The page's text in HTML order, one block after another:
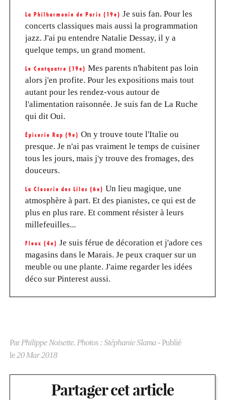
La Philharmonie de Paris (19e) Je suis fan. Pour les
concerts classiques mais aussi la programmation
jazz. J'ai pu entendre Natalie Dessay, il y a
quelque temps, un grand moment.
Le Centquatre (19e) Mes parents n'habitent pas loin
alors j'en profite. Pour les expositions mais tout
autant pour les rendez-vous autour de
l'alimentation raisonnée. Je suis fan de La Ruche
qui dit Oui.
Épicerie Rap (9e) On y trouve toute l'Italie ou
presque. Je n'ai pas vraiment le temps de cuisiner
tous les jours, mais j'y trouve des fromages, des
douceurs.
La Closerie des Lilas (6e) Un lieu magique, une
atmosphère à part. Et des pianistes, ce qui est de
plus en plus rare. Et comment résister à leurs
millefeuilles...
Fleux (4e) Je suis férue de décoration et j'adore ces
magasins dans le Marais. Je peux craquer sur un
meuble ou une plante. J'aime regarder les idées
déco sur Pinterest aussi.
ParPhilippe Noisette. Photos : Stéphanie Slama- Publié
le20 Mar 2018
Partager cet article